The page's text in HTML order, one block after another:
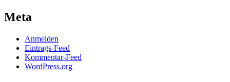
Meta
Anmelden
Eintrags-Feed
Kommentar-Feed
WordPress.org